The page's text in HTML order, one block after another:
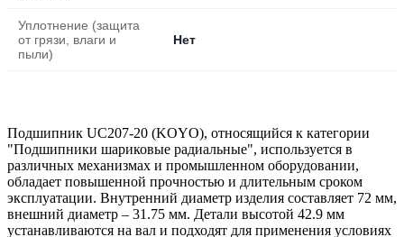
Уплотнение (защита
от грязи, влаги и
пыли)
Нет
Подшипник UC207-20 (KOYO), относящийся к категории
"Подшипники шариковые радиальные", используется в
различных механизмах и промышленном оборудовании,
обладает повышенной прочностью и длительным сроком
эксплуатации. Внутренний диаметр изделия составляет 72 мм,
внешний диаметр – 31.75 мм. Детали высотой 42.9 мм
устанавливаются на вал и подходят для применения условиях